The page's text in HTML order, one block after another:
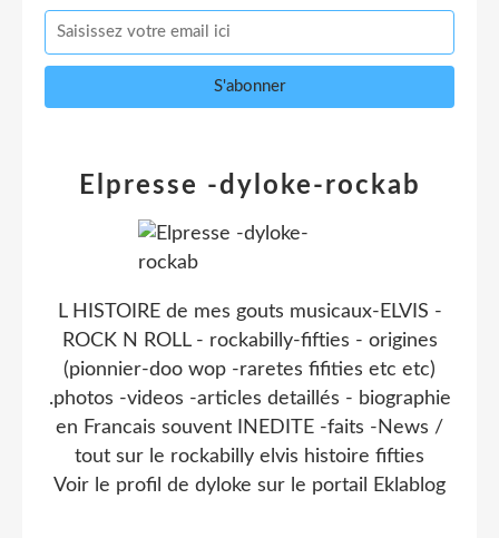
Elpresse -dyloke-rockab
L HISTOIRE de mes gouts musicaux-ELVIS -
ROCK N ROLL - rockabilly-fifties - origines
(pionnier-doo wop -raretes fifities etc etc)
.photos -videos -articles detaillés - biographie
en Francais souvent INEDITE -faits -News /
tout sur le rockabilly elvis histoire fifties
Voir le profil de dyloke sur le portail Eklablog